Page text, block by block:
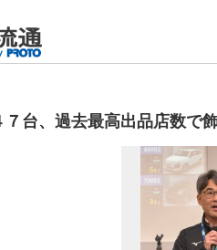
７台、過去最高出品店数で